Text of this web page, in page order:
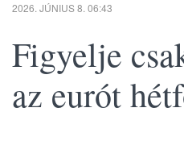
2026. JÚNIUS 8. 06:43
Figyelje
az eurót